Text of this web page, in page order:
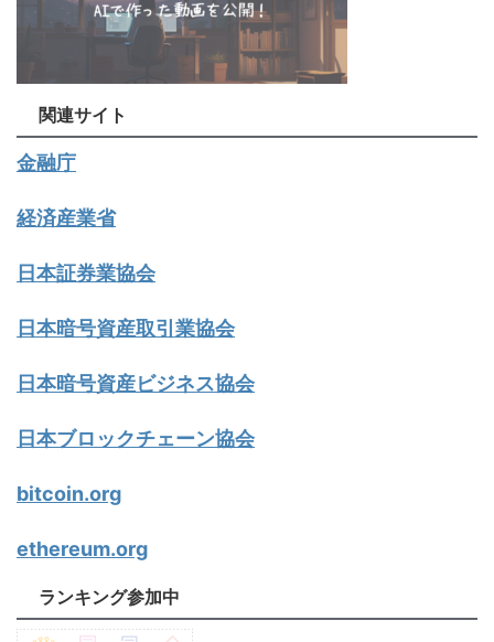
関連サイト
金融庁
経済産業省
日本証券業協会
日本暗号資産取引業協会
日本暗号資産ビジネス協会
日本ブロックチェーン協会
bitcoin.org
ethereum.org
ランキング参加中